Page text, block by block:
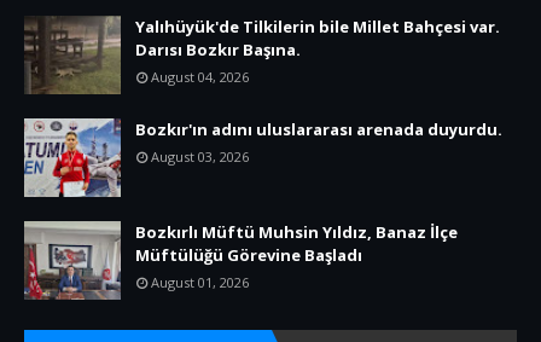
Yalıhüyük'de Tilkilerin bile Millet Bahçesi var.
Darısı Bozkır Başına.
August 04, 2026
Bozkır'ın adını uluslararası arenada duyurdu.
August 03, 2026
Bozkırlı Müftü Muhsin Yıldız, Banaz İlçe
Müftülüğü Görevine Başladı
August 01, 2026